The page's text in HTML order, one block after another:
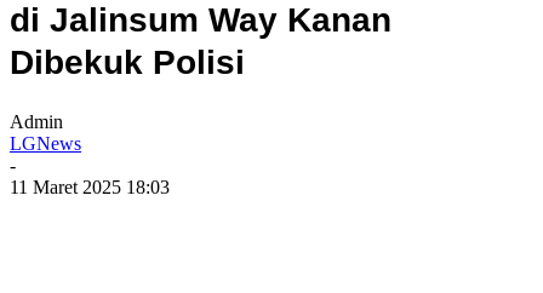
di Jalinsum Way Kanan
Dibekuk Polisi
Admin
LGNews
-
11 Maret 2025 18:03